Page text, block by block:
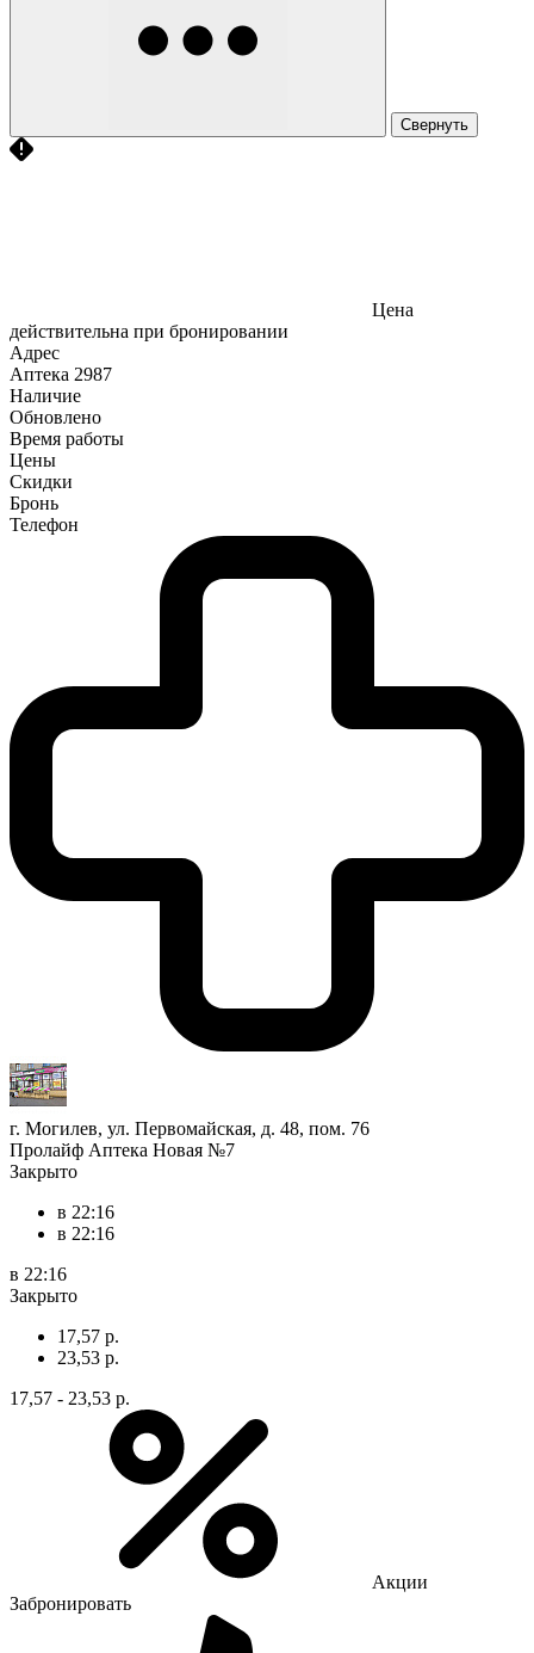
Свернуть
Цена
действительна при бронировании
Адрес
Аптека 2987
Наличие
Обновлено
Время работы
Цены
Скидки
Бронь
Телефон
г. Могилев, ул. Первомайская, д. 48, пом. 76
Пролайф Аптека Новая №7
Закрыто
в 22:16
в 22:16
в 22:16
Закрыто
17,57 р.
23,53 р.
17,57 - 23,53 р.
Акции
Забронировать